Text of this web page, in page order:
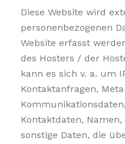
Diese Website wird
personenbezogenen
Website erfasst
des Hosters / der
kann es sich v. a. um
Kontaktanfragen,
Kontaktdaten,
sonstige Daten, die